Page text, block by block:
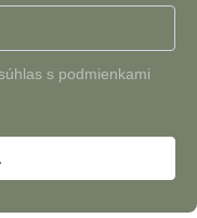
s podmienkami